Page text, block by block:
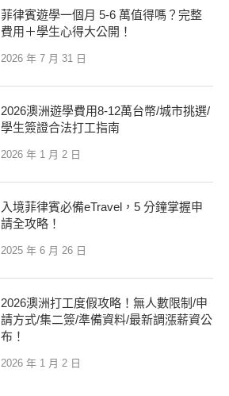
菲律賓遊學一個月 5-6 萬值得嗎？完整
費用＋學生心得大公開！
2026 年 7 月 31 日
2026澳洲遊學費用8-12萬台幣/城市挑選/
學生簽證合法打工指南
2026 年 1 月 2 日
入境菲律賓必備eTravel，5 分鐘掌握申
請全攻略！
2025 年 6 月 26 日
2026澳洲打工度假攻略！無人數限制/申
請方式/集二簽/準備資料/最新調漲薪資公
布！
2026 年 1 月 2 日